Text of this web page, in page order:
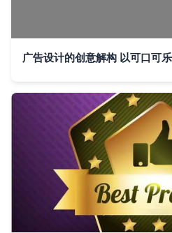
广告设计的创意解构 以可口可